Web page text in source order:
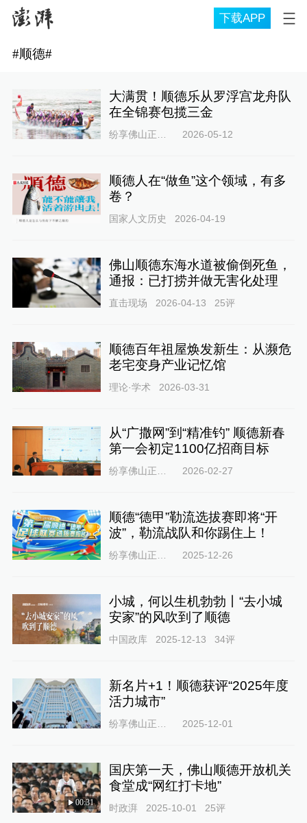
下载APP
#顺德#
大满贯！顺德乐从罗浮宫龙舟队
在全锦赛包揽三金
2026-05-12
顺德人在“做鱼”这个领域，有多
卷？
国家人文历史 2026-04-19
佛山顺德东海水道被偷倒死鱼，
通报：已打捞并做无害化处理
直击现场 2026-04-13 25评
顺德百年祖屋焕发新生：从濒危
老宅变身产业记忆馆
理论·学术 2026-03-31
从“广撒网”到“精准钓” 顺德新春
第一会初定1100亿招商目标
纷享佛山正能量 2026-02-27
顺德“德甲”勒流选拔赛即将“开
波”，勒流战队和你踢住上！
纷享佛山正能量 2025-12-26
小城，何以生机勃勃丨“去小城
安家”的风吹到了顺德
中国政库 2025-12-13 34评
新名片+1！顺德获评“2025年度
活力城市”
2025-12-01
00:31
国庆第一天，佛山顺德开放机关
食堂成“网红打卡地”
时政湃 2025-10-01 25评